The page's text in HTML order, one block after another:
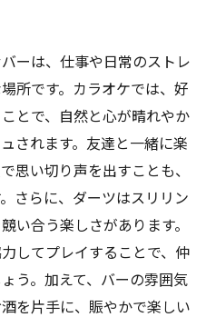
ーは、仕事や日常のストレ
所です。カラオケでは、好
とで、自然と心が晴れやか
されます。友達と一緒に楽
思い切り声を出すことも、
さらに、ダーツはスリリン
い合う楽しさがあります。
してプレイすることで、仲
う。加えて、バーの雰囲気
を片手に、賑やかで楽しい